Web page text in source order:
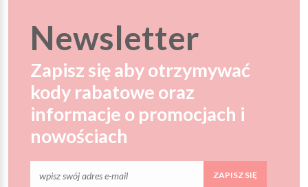
Newsletter
Zapisz się aby otrzymywać
kody rabatowe oraz
informacje o promocjach i
nowościach
ZAPISZ SIĘ